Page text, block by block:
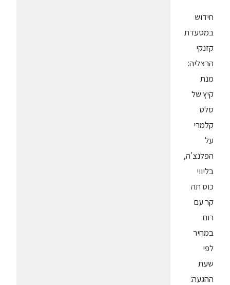
חידוש
במסעדת
קזנקי
הרצליה:
מנת
קיץ של
סלט
קלמרי
על
הפלנצ'ה,
בליווי
כוס תה
קר עם
רום
במחיר
לפי
שעת
ההגעה: